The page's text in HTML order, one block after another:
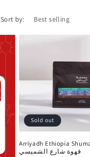
i
n
Sort by:
Sold out
Arriyadh Ethiopia
قهوة شارع الشميسي